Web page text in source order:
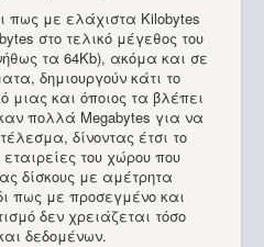
πως με ελάχιστα Kilobytes
στο τελικό μέγεθος του
τα 64Kb), ακόμα και σε
δημιουργούν κάτι το
και όποιος τα βλέπει
πολλά Megabytes για να
δίνοντας έτσι το
του χώρου που
δίσκους με αμέτρητα
πως με προσεγμένο και
δεν χρειάζεται τόσο
δεδομένων.